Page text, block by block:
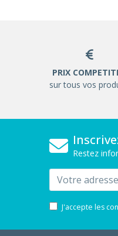
PRIX
sur tous vos
Restez
Email
J'accepte les